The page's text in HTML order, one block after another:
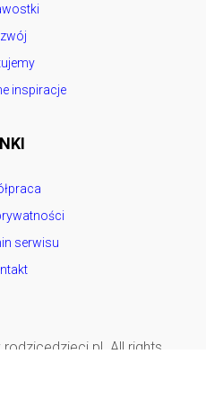
inspiracje
serwisu
All rights